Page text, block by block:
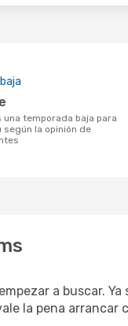
según la opinión de
a buscar.
la pena arrancar